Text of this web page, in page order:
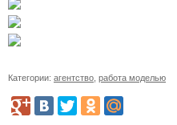
Категории: агентство работа моделью